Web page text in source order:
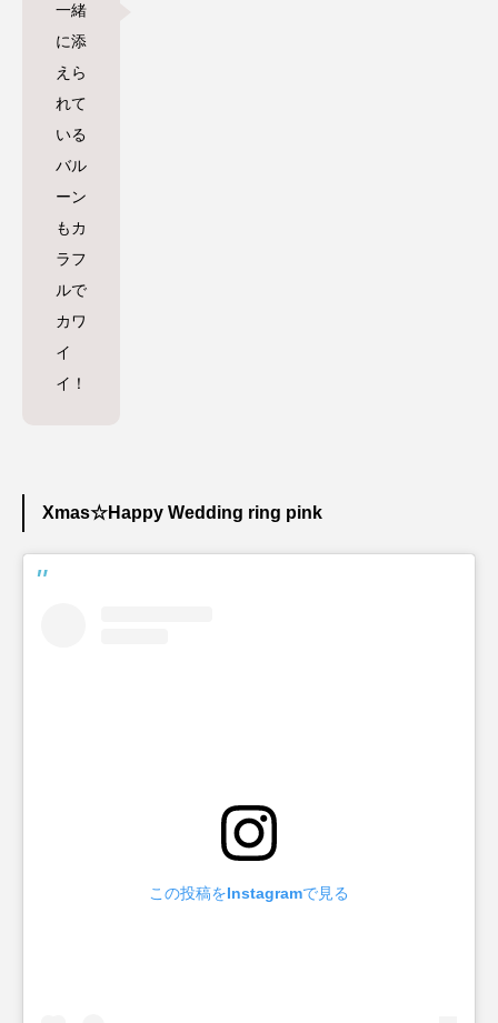
一緒
に添
えら
れて
いる
バル
ーン
もカ
ラフ
ルで
カワ
イ
イ！
Xmas☆Happy Wedding ring pink
この投稿をInstagramで見る